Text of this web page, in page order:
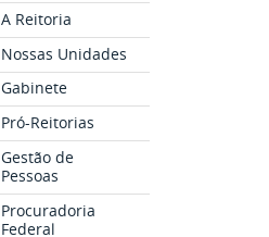
A Reitoria
Nossas Unidades
Gabinete
Pró-Reitorias
Gestão de
Pessoas
Procuradoria
Federal